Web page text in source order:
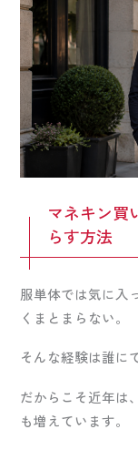
マネキン買
らす方法
服単体では気に入
くまとまらない。
そんな経験は誰に
だからこそ近年は
も増えています。